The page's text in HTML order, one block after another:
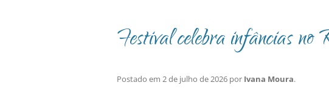
Festival celebra infâncias no
Postado em 2 de julho de 2026 por Ivana Moura.